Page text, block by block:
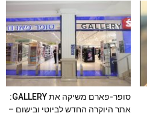
סופר-פארם משיקה את GALLERY:
אתר היוקרה החדש לביוטי ובישום –